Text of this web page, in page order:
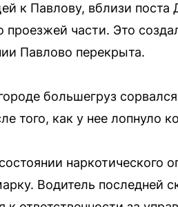
к Павлову, вблизи
проезжей части. Это
Павлово перекрыта.
большегруз
того, как у нее лопнуло
наркотического
Водитель последней